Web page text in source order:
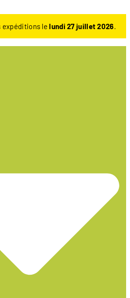
expéditions lelundi 27 juillet 2026.